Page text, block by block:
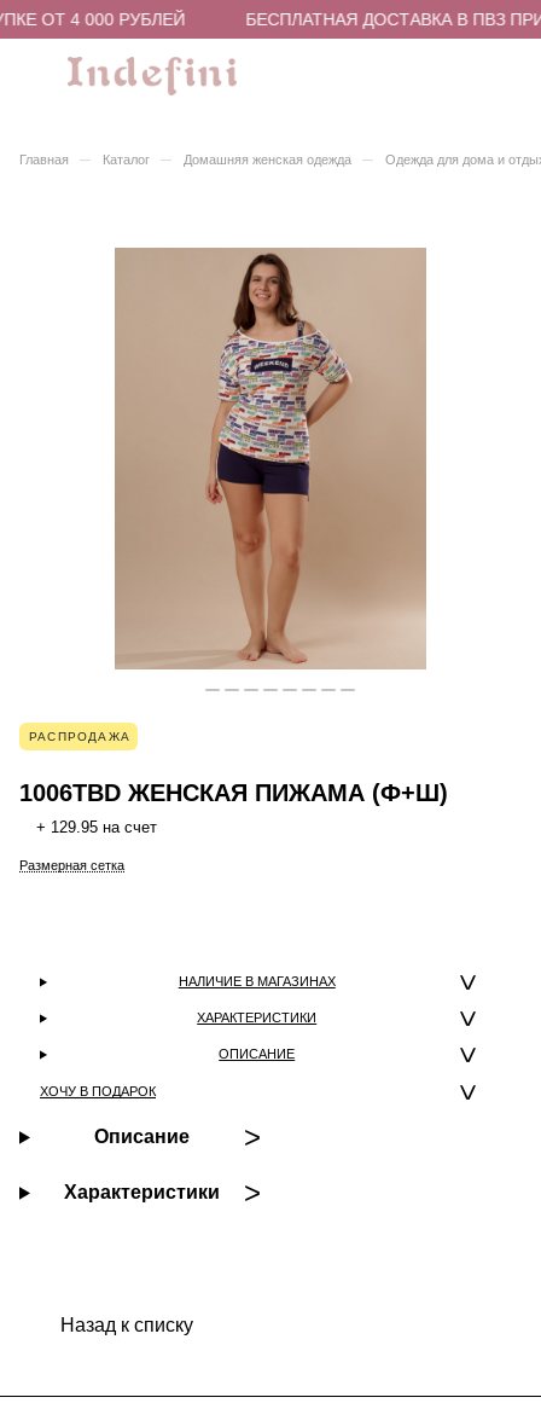
ОТ 4 000 РУБЛЕЙ БЕСПЛАТНАЯ ДОСТАВКА В ПВЗ
Главная – Каталог – Домашняя женская одежда – Одежда для дома и
РАСПРОДАЖА
1006TBD ЖЕНСКАЯ ПИЖАМА (Ф+Ш)
+ 129.95 на счет
Размерная сетка
НАЛИЧИЕ В МАГАЗИНАХ
ХАРАКТЕРИСТИКИ
ОПИСАНИЕ
ХОЧУ В ПОДАРОК
Описание
Характеристики
Назад к списку